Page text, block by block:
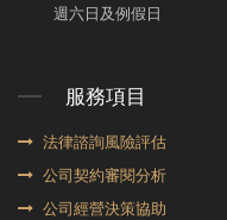
週六日及例假日
服務項目
法律諮詢風險評估
公司契約審閱分析
公司經營決策協助